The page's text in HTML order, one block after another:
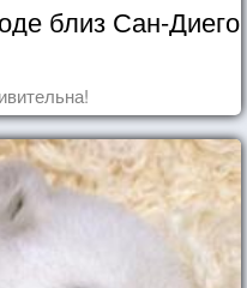
близ Сан-Диего